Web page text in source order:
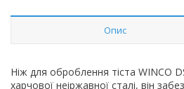
Опис
Ніж для оброблення тіста WINCO
харчової неіржавної сталі, він